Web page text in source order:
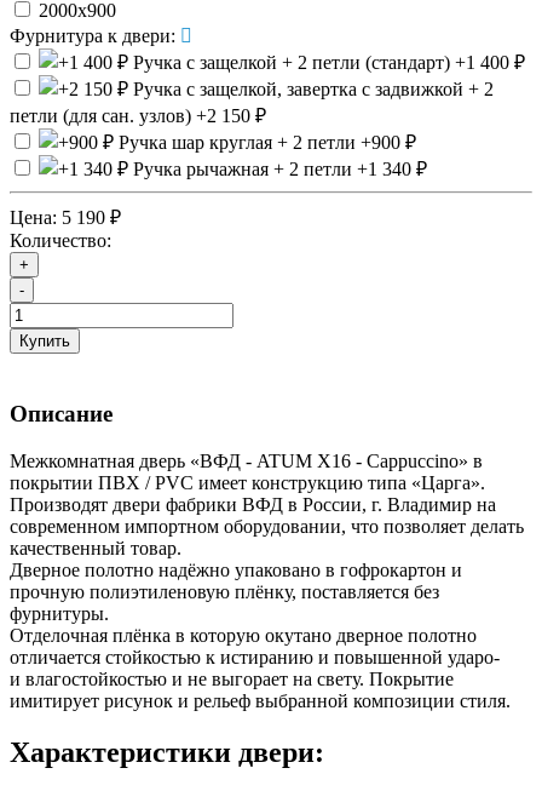
2000х900
Фурнитура к двери:
Ручка с защелкой + 2 петли (стандарт) +1 400 ₽
Ручка с защелкой, завертка с задвижкой + 2
петли (для сан. узлов) +2 150 ₽
Ручка шар круглая + 2 петли +900 ₽
Ручка рычажная + 2 петли +1 340 ₽
Цена: 5 190 ₽
Количество:
+
-
Купить
Описание
Межкомнатная дверь «ВФД - ATUM X16 - Cappuccino» в
покрытии ПВХ / PVC имеет конструкцию типа «Царга».
Производят двери фабрики ВФД в России, г. Владимир на
современном импортном оборудовании, что позволяет делать
качественный товар.
Дверное полотно надёжно упаковано в гофрокартон и
прочную полиэтиленовую плёнку, поставляется без
фурнитуры.
Отделочная плёнка в которую окутано дверное полотно
отличается стойкостью к истиранию и повышенной ударо-
и влагостойкостью и не выгорает на свету. Покрытие
имитирует рисунок и рельеф выбранной композиции стиля.
Характеристики двери: